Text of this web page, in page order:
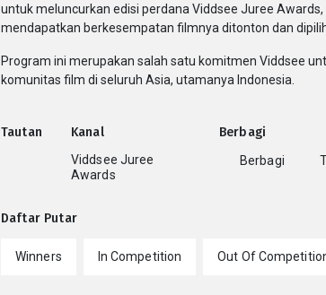
untuk meluncurkan edisi perdana Viddsee Juree
mendapatkan berkesempatan filmnya ditonton dan
Program ini merupakan salah satu komitmen Viddsee
komunitas film di seluruh Asia, utamanya Indonesia.
Tautan Kanal
Viddsee Juree
Awards
Berbagi
Berbagi
Daftar Putar
Winners In Competition Out Of